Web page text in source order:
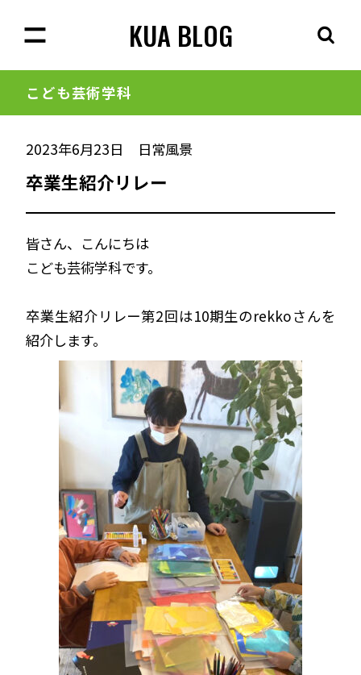
KUA BLOG
こども芸術学科
2023年6月23日 日常風景
卒業生紹介リレー
皆さん、こんにちは
こども芸術学科です。
卒業生紹介リレー第2回は10期生のrekkoさんを
紹介します。